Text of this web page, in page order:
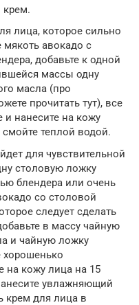
крем.
лица, которое сильно
авокадо с
добавьте к одной
массы одну
масла (про
прочитать тут), все
и нанесите на кожу
теплой водой.
для чувствительной
столовую ложку
блендера или очень
со столовой
следует сделать
в массу чайную
и чайную ложку
на кожу лица на 15
увлажняющий
крем для лица в